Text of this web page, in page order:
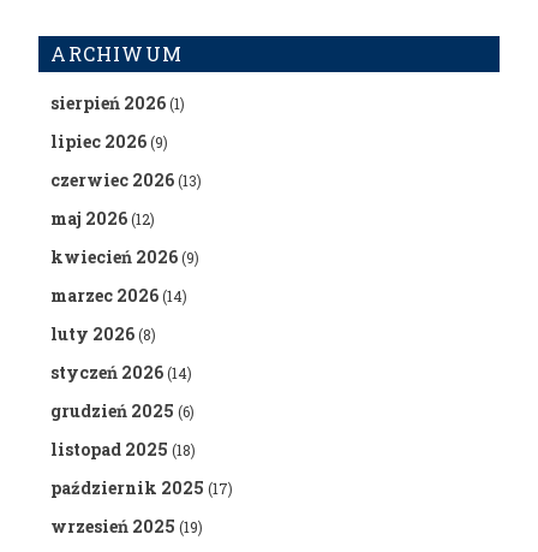
ARCHIWUM
sierpień 2026(1)
lipiec 2026(9)
czerwiec 2026(13)
maj 2026(12)
kwiecień 2026(9)
marzec 2026(14)
luty 2026(8)
styczeń 2026(14)
grudzień 2025 (6)
listopad 2025 (18)
październik 2025 (17)
wrzesień 2025 (19)